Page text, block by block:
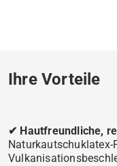
Ihre Vorteile
✔ Hautfreundliche,
Naturkautschuklatex-